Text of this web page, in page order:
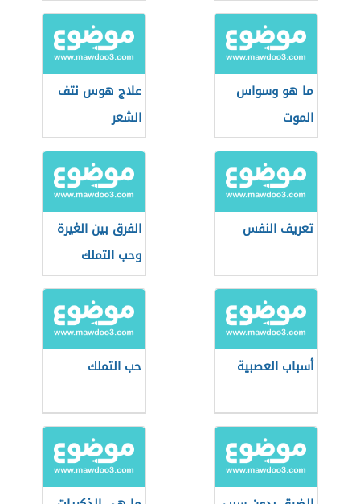
ما هو وسواس
الموت
علاج هوس نتف
الشعر
تعريف النفس
الفرق بين الغيرة
وحب التملك
أسباب العصبية حب التملك